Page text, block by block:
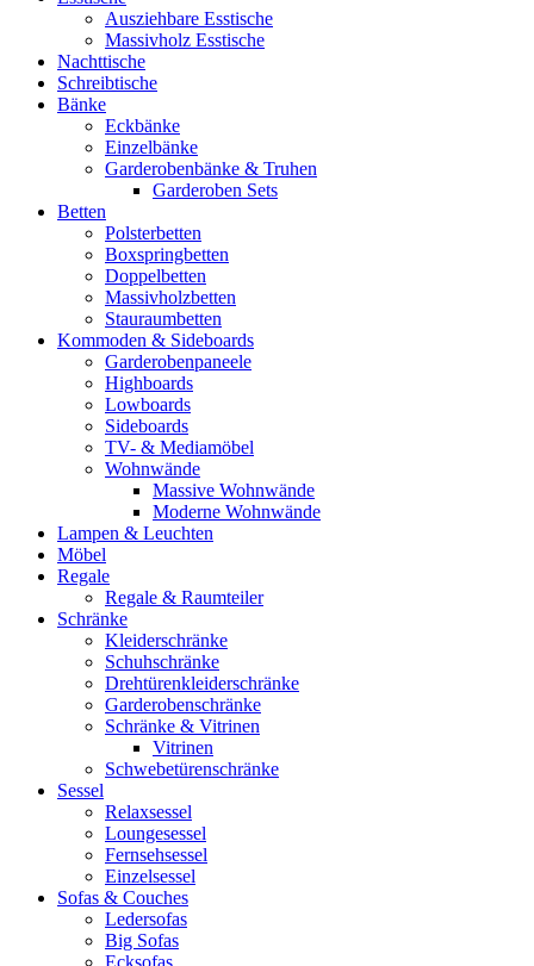
Ausziehbare Esstische
Massivholz Esstische
Nachttische
Schreibtische
Bänke
Eckbänke
Einzelbänke
Garderobenbänke & Truhen
Garderoben Sets
Betten
Polsterbetten
Boxspringbetten
Doppelbetten
Massivholzbetten
Stauraumbetten
Kommoden & Sideboards
Garderobenpaneele
Highboards
Lowboards
Sideboards
TV- & Mediamöbel
Wohnwände
Massive Wohnwände
Moderne Wohnwände
Lampen & Leuchten
Möbel
Regale
Regale & Raumteiler
Schränke
Kleiderschränke
Schuhschränke
Drehtürenkleiderschränke
Garderobenschränke
Schränke & Vitrinen
Vitrinen
Schwebetürenschränke
Sessel
Relaxsessel
Loungesessel
Fernsehsessel
Einzelsessel
Sofas & Couches
Ledersofas
Big Sofas